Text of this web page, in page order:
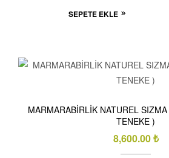
SEPETE EKLE
MARMARABİRLİK NATUREL
TENEKE )
8,600.00₺